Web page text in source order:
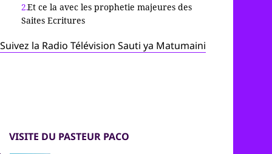
Et ce la avec les prophetie majeures des
Saites Ecritures
Suivez la Radio Télévision Sauti ya Matumaini
VISITE DU PASTEUR PACO